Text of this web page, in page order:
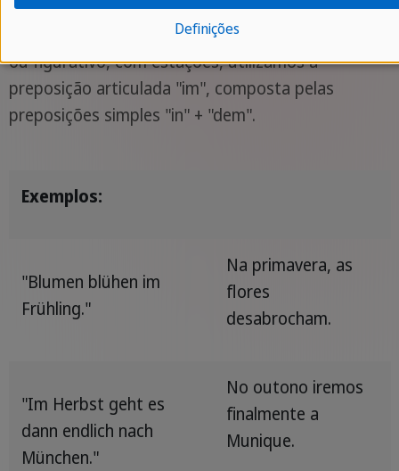
Ao expressar um complemento de lugar, seja real
ou figurativo, com estações, utilizamos a
preposição articulada "im", composta pelas
preposições simples "in" + "dem".
Exemplos:
"Blumen blühen im
Frühling."
Na primavera, as
flores
desabrocham.
"Im Herbst geht es
dann endlich nach
München."
No outono iremos
finalmente a
Munique.
Definições